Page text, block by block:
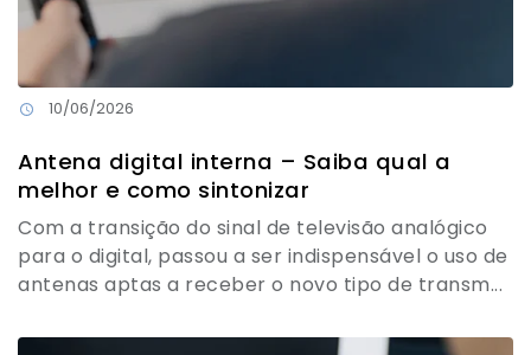
10/06/2026
Antena digital interna – Saiba qual a
melhor e como sintonizar
Com a transição do sinal de televisão analógico
para o digital, passou a ser indispensável o uso de
antenas aptas a receber o novo tipo de transm...